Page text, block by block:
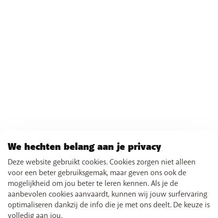
We hechten belang aan je privacy
Deze website gebruikt cookies. Cookies zorgen niet alleen
voor een beter gebruiksgemak, maar geven ons ook de
mogelijkheid om jou beter te leren kennen. Als je de
aanbevolen cookies aanvaardt, kunnen wij jouw surfervaring
optimaliseren dankzij de info die je met ons deelt. De keuze is
volledig aan jou.